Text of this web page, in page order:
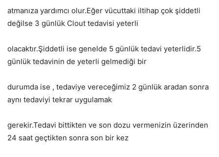
atmanıza yardımcı olur.Eğer vücuttaki iltihap çok şiddetli
değilse 3 günlük Clout tedavisi yeterli
olacaktır.Şiddetli ise genelde 5 günlük tedavi yeterlidir.5
günlük tedavinin de yeterli gelmediği bir
durumda ise , tedaviye vereceğimiz 2 günlük aradan sonra
aynı tedaviyi tekrar uygulamak
gerekir.Tedavi bittikten ve son dozu vermenizin üzerinden
24 saat geçtikten sonra son bir kez